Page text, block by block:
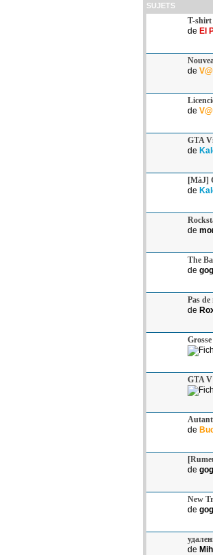
SUJETS
T-
de El
de
de
GTA
de
[MàJ]
de
de
The
de
Pas
de
GTA
de
de
New
de
de